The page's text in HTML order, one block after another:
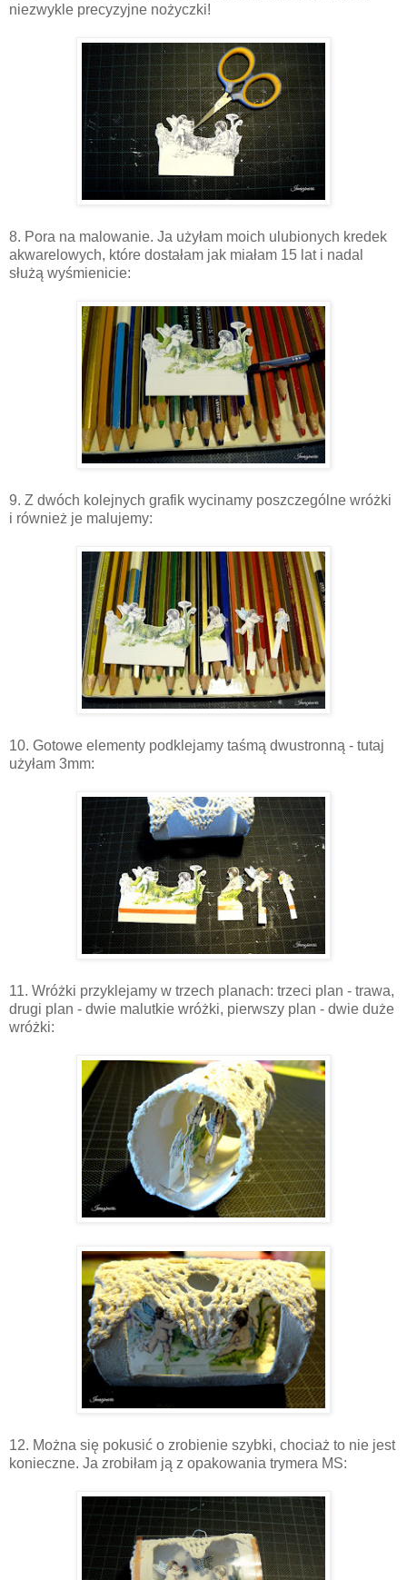
niezwykle precyzyjne nożyczki!
8. Pora na malowanie. Ja użyłam moich ulubionych kredek
akwarelowych, które dostałam jak miałam 15 lat i nadal
służą wyśmienicie:
9. Z dwóch kolejnych grafik wycinamy poszczególne wróżki
i również je malujemy:
10. Gotowe elementy podklejamy taśmą dwustronną - tutaj
użyłam 3mm:
11. Wróżki przyklejamy w trzech planach: trzeci plan - trawa,
drugi plan - dwie malutkie wróżki, pierwszy plan - dwie duże
wróżki:
12. Można się pokusić o zrobienie szybki, chociaż to nie jest
konieczne. Ja zrobiłam ją z opakowania trymera MS: